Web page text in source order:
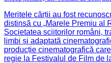
Meritele cărții au fost
distinsă cu „Marele Premiu al
Societatea sciitorilor români,
limbi și adaptată
producție cinematografică
regie la Festivalul de Film de